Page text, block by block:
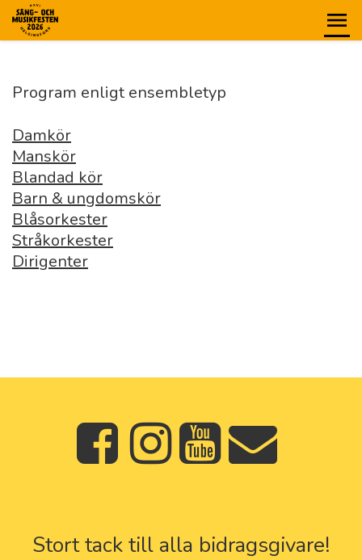
Program enligt ensembletyp
Damkör
Manskör
Blandad kör
Barn & ungdomskör
Blåsorkester
Stråkorkester
Dirigenter
Stort tack till alla bidragsgivare!